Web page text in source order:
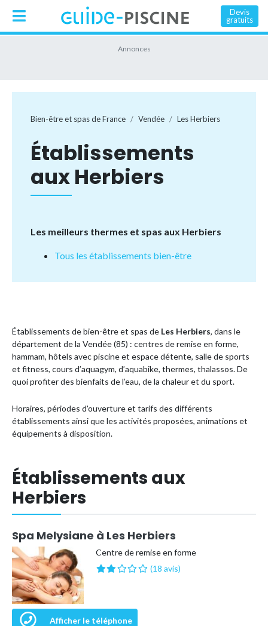
Devis
gratuits
Bien-être et spas de France Vendée Les Herbiers
Établissements
aux Herbiers
Les meilleurs thermes et spas aux Herbiers
Tous les établissements bien-être
Établissements de bien-être et spas de Les Herbiers, dans le
département de la Vendée (85) : centres de remise en forme,
hammam, hôtels avec piscine et espace détente, salle de sports
et fitness, cours d’aquagym, d’aquabike, thermes, thalassos. De
quoi profiter des bienfaits de l’eau, de la chaleur et du sport.
Horaires, périodes d'ouverture et tarifs des différents
établissements ainsi que les activités proposées, animations et
équipements à disposition.
Établissements aux
Herbiers
Spa Melysiane à Les Herbiers
Centre de remise en forme
(18 avis)
Afficher le téléphone